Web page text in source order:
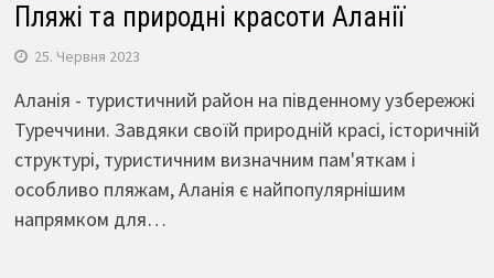
Пляжі та природні красоти Аланії
25. Червня 2023
Аланія - туристичний район на південному узбережжі
Туреччини. Завдяки своїй природній красі, історичній
структурі, туристичним визначним пам'яткам і
особливо пляжам, Аланія є найпопулярнішим
напрямком для…